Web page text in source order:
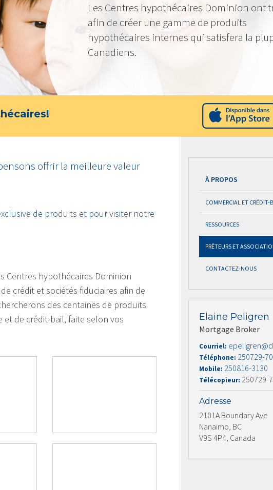
Les Centres hypothécaires Dominion ont
afin de créer une gamme de produits
hypothécaires internes qui satisfera la
Canadiens.
offrir la meilleure valeur
de produits et pour visiter notre
Centres hypothécaires Dominion
crédit et sociétés fiduciaires afin de
des centaines de produits
de crédit-bail, faite selon vos
À PROPOS
COMMERCIAL ET CRÉDIT-
RESSOURCES
PRÊTEURS ET
CONTACTEZ-NOUS
Elaine Peligren
Mortgage Broker
Courriel:
Téléphone: 250729-
Mobile: 250816-3130
Télécopieur: 250729-
Adresse
2101A Boundary Ave
Nanaimo, BC
V9S 4P4, Canada